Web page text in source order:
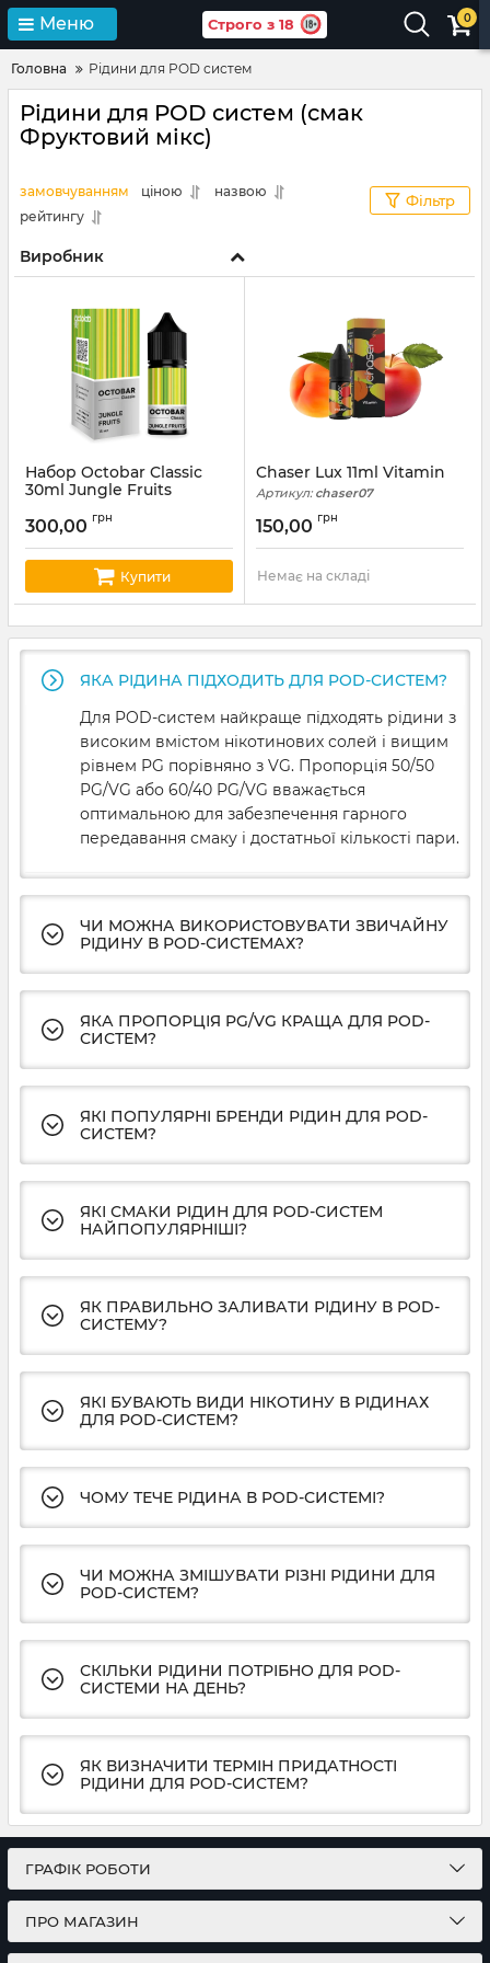
Меню Строго з 18 0
Головна Рідини для POD систем
Рідини для POD систем (смак
Фруктовий мікс)
замовчуванням ціною
назвою
рейтингу
Фільтр
Виробник
Набор Octobar Classic
30ml Jungle Fruits
300,00 грн
Купити
Chaser Lux 11ml Vitamin
Артикул:chaser07
150,00 грн
Немає на складі
ЯКА РІДИНА ПІДХОДИТЬ ДЛЯ POD-СИСТЕМ?
Для POD-систем найкраще підходять рідини з
високим вмістом нікотинових солей і вищим
рівнем PG порівняно з VG. Пропорція 50/50
PG/VG або 60/40 PG/VG вважається
оптимальною для забезпечення гарного
передавання смаку і достатньої кількості пари.
ЧИ МОЖНА ВИКОРИСТОВУВАТИ ЗВИЧАЙНУ
РІДИНУ В POD-СИСТЕМАХ?
ЯКА ПРОПОРЦІЯ PG/VG КРАЩА ДЛЯ POD-
СИСТЕМ?
ЯКІ ПОПУЛЯРНІ БРЕНДИ РІДИН ДЛЯ POD-
СИСТЕМ?
ЯКІ СМАКИ РІДИН ДЛЯ POD-СИСТЕМ
НАЙПОПУЛЯРНІШІ?
ЯК ПРАВИЛЬНО ЗАЛИВАТИ РІДИНУ В POD-
СИСТЕМУ?
ЯКІ БУВАЮТЬ ВИДИ НІКОТИНУ В РІДИНАХ
ДЛЯ POD-СИСТЕМ?
ЧОМУ ТЕЧЕ РІДИНА В POD-СИСТЕМІ?
ЧИ МОЖНА ЗМІШУВАТИ РІЗНІ РІДИНИ ДЛЯ
POD-СИСТЕМ?
СКІЛЬКИ РІДИНИ ПОТРІБНО ДЛЯ POD-
СИСТЕМИ НА ДЕНЬ?
ЯК ВИЗНАЧИТИ ТЕРМІН ПРИДАТНОСТІ
РІДИНИ ДЛЯ POD-СИСТЕМ?
ГРАФІК РОБОТИ
ПРО МАГАЗИН